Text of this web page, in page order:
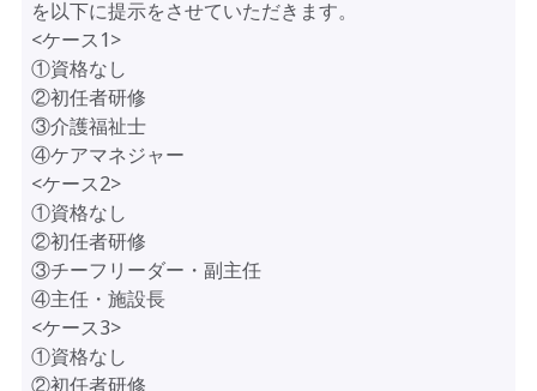
を以下に提示をさせていただきます。
<ケース1>
①資格なし
②初任者研修
③介護福祉士
④ケアマネジャー
<ケース2>
①資格なし
②初任者研修
③チーフリーダー・副主任
④主任・施設長
<ケース3>
①資格なし
②初任者研修